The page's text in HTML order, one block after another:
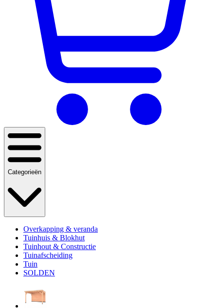
Categorieën
Overkapping & veranda
Tuinhuis & Blokhut
Tuinhout & Constructie
Tuinafscheiding
Tuin
SOLDEN